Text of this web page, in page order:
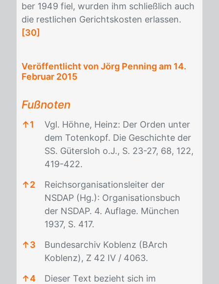
ber 1949 fiel, wur­den ihm schließ­lich auch
die rest­li­chen Ge­richts­kos­ten er­las­sen.
[30]
Veröffentlicht von Jörg Penning am 14.
Februar 2015
Fußnoten
↑1
Vgl. Höhne, Heinz: Der Orden unter
dem Totenkopf. Die Geschichte der
SS. Gütersloh o.J., S. 23-27, 68, 122,
419-422.
↑2
Reichsorganisationsleiter der
NSDAP (Hg.): Organisationsbuch
der NSDAP. 4. Auflage. München
1937, S. 417.
↑3
Bundesarchiv Koblenz (BArch
Koblenz), Z 42 IV / 4063.
↑4
Dieser Text bezieht sich im